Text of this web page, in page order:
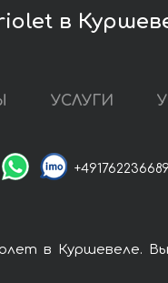
в
УСЛУГИ
в Куршевеле.